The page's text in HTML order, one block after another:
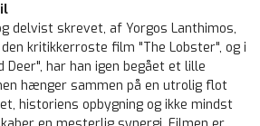
delvist skrevet, af Yorgos Lanthimos,
kritikkerroste film "The Lobster", og i
Deer", har han igen begået et lille
hænger sammen på en utrolig flot
historiens opbygning og ikke mindst